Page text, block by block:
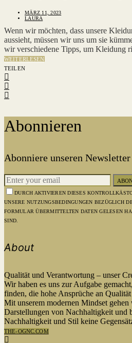
MÄRZ 11, 2023
LAURA
Wenn wir möchten, dass unsere
aussieht, müssen wir uns um sie
wir verschiedene Tipps, um Kleidung
WEITERLESEN
TEILEN
Abonnieren
Abonniere unseren Newsletter
DURCH AKTIVIEREN DIESES
UNSERE NUTZUNGSBEDINGUNGEN BEZÜGLICH
FORMULAR ÜBERMITTELTEN DATEN GELESEN
SIND.
About
Qualität und Verantwortung – unser
Wir haben es uns zur Aufgabe
finden, die hohe Ansprüche an
Mit unserem modernen Mindset
Darstellungen von Nachhaltigkeit und
Nachhaltigkeit und Stil keine
THE-OGNC.COM